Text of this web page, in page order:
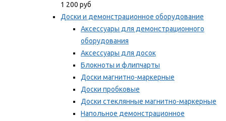
1 200 руб
Доски и демонстрационное оборудование
Аксессуары для демонстрационного
оборудования
Аксессуары для досок
Блокноты и флипчарты
Доски магнитно-маркерные
Доски пробковые
Доски стеклянные магнитно-маркерные
Напольное демонстрационное